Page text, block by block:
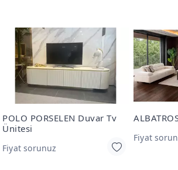
POLO PORSELEN Duvar Tv
Ünitesi
Fiyat sorunuz
Fiyat